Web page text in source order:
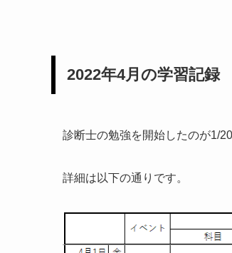
2022年4月の学習記録
診断士の勉強を開始したのが1/
詳細は以下の通りです。